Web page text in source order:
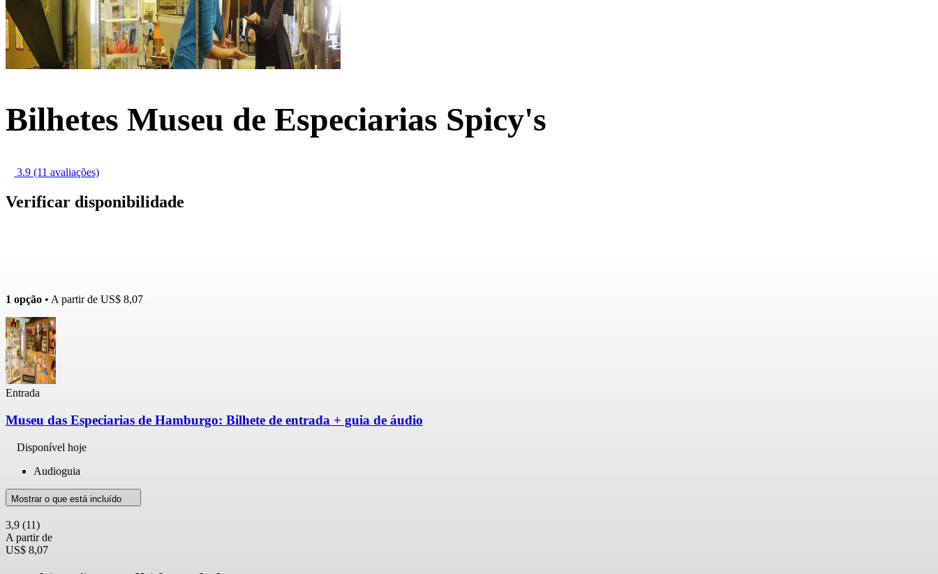
Bilhetes Museu de Especiarias Spicy's
3.9 (11 avaliações)
Verificar disponibilidade
1 opção • A partir de US$ 8,07
Entrada
Museu das Especiarias de Hamburgo: Bilhete de entrada + guia de áudio
Disponível hoje
Audioguia
Mostrar o que está incluído
3,9 (11)
A partir de
US$ 8,07